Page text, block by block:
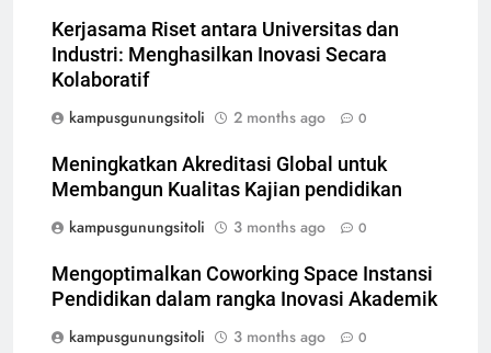
Kerjasama Riset antara Universitas dan
Industri: Menghasilkan Inovasi Secara
Kolaboratif
kampusgunungsitoli
2 months ago 0
Meningkatkan Akreditasi Global untuk
Membangun Kualitas Kajian pendidikan
kampusgunungsitoli
3 months ago 0
Mengoptimalkan Coworking Space Instansi
Pendidikan dalam rangka Inovasi Akademik
kampusgunungsitoli
3 months ago 0